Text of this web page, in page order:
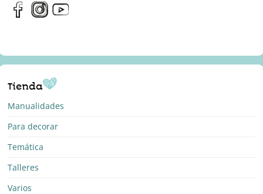
Tienda
Manualidades
Para decorar
Temática
Talleres
Varios